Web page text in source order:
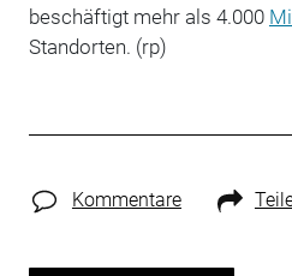
beschäftigt mehr als 4.000
Standorten. (rp)
Kommentare